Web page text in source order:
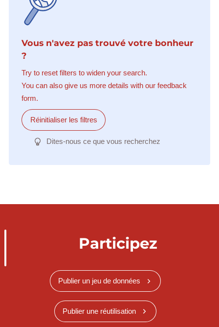
Vous n'avez pas trouvé votre bonheur
?
Try to reset filters to widen your search.
You can also give us more details with our feedback
form.
Réinitialiser les filtres
Dites-nous ce que vous recherchez
Participez
Publier un jeu de données
Publier une réutilisation